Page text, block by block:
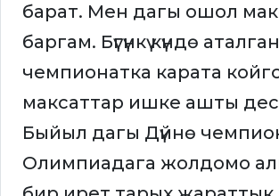
барат. Мен дагы ошол
баргам. Бүгүнкү күндө аталган
чемпионатка карата
максаттар ишке ашты
Быйыл дагы Дүйнө
Олимпиадага жолдомо